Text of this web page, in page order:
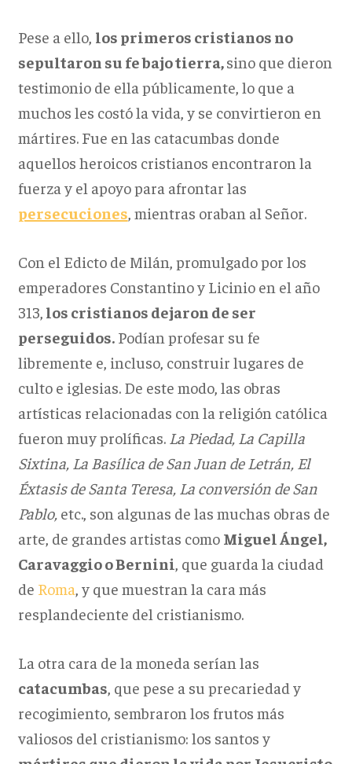
Pese a ello, los primeros cristianos no
sepultaron su fe bajo tierra,sino que dieron
testimonio de ella públicamente, lo que a
muchos les costó la vida, y se convirtieron en
mártires. Fue en las catacumbas donde
aquellos heroicos cristianos encontraron la
fuerza y el apoyo para afrontar las
persecuciones, mientras oraban al Señor.
Con el Edicto de Milán, promulgado por los
emperadores Constantino y Licinio en el año
313, los cristianos dejaron de ser
perseguidos.Podían profesar su fe
libremente e, incluso, construir lugares de
culto e iglesias. De este modo, las obras
artísticas relacionadas con la religión católica
fueron muy prolíficas. La Piedad, La Capilla
Sixtina, La Basílica de San Juan de Letrán, El
Éxtasis de Santa Teresa, La conversión de San
Pablo, etc., son algunas de las muchas obras de
arte, de grandes artistas como Miguel Ángel,
Caravaggio o Bernini, que guarda la ciudad
de Roma, y que muestran la cara más
resplandeciente del cristianismo.
La otra cara de la moneda serían las
catacumbas, que pese a su precariedad y
recogimiento, sembraron los frutos más
valiosos del cristianismo: los santos y